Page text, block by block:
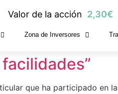
Valor de la acción 2,30€
Zona de Inversores
realizó
que ha participado en